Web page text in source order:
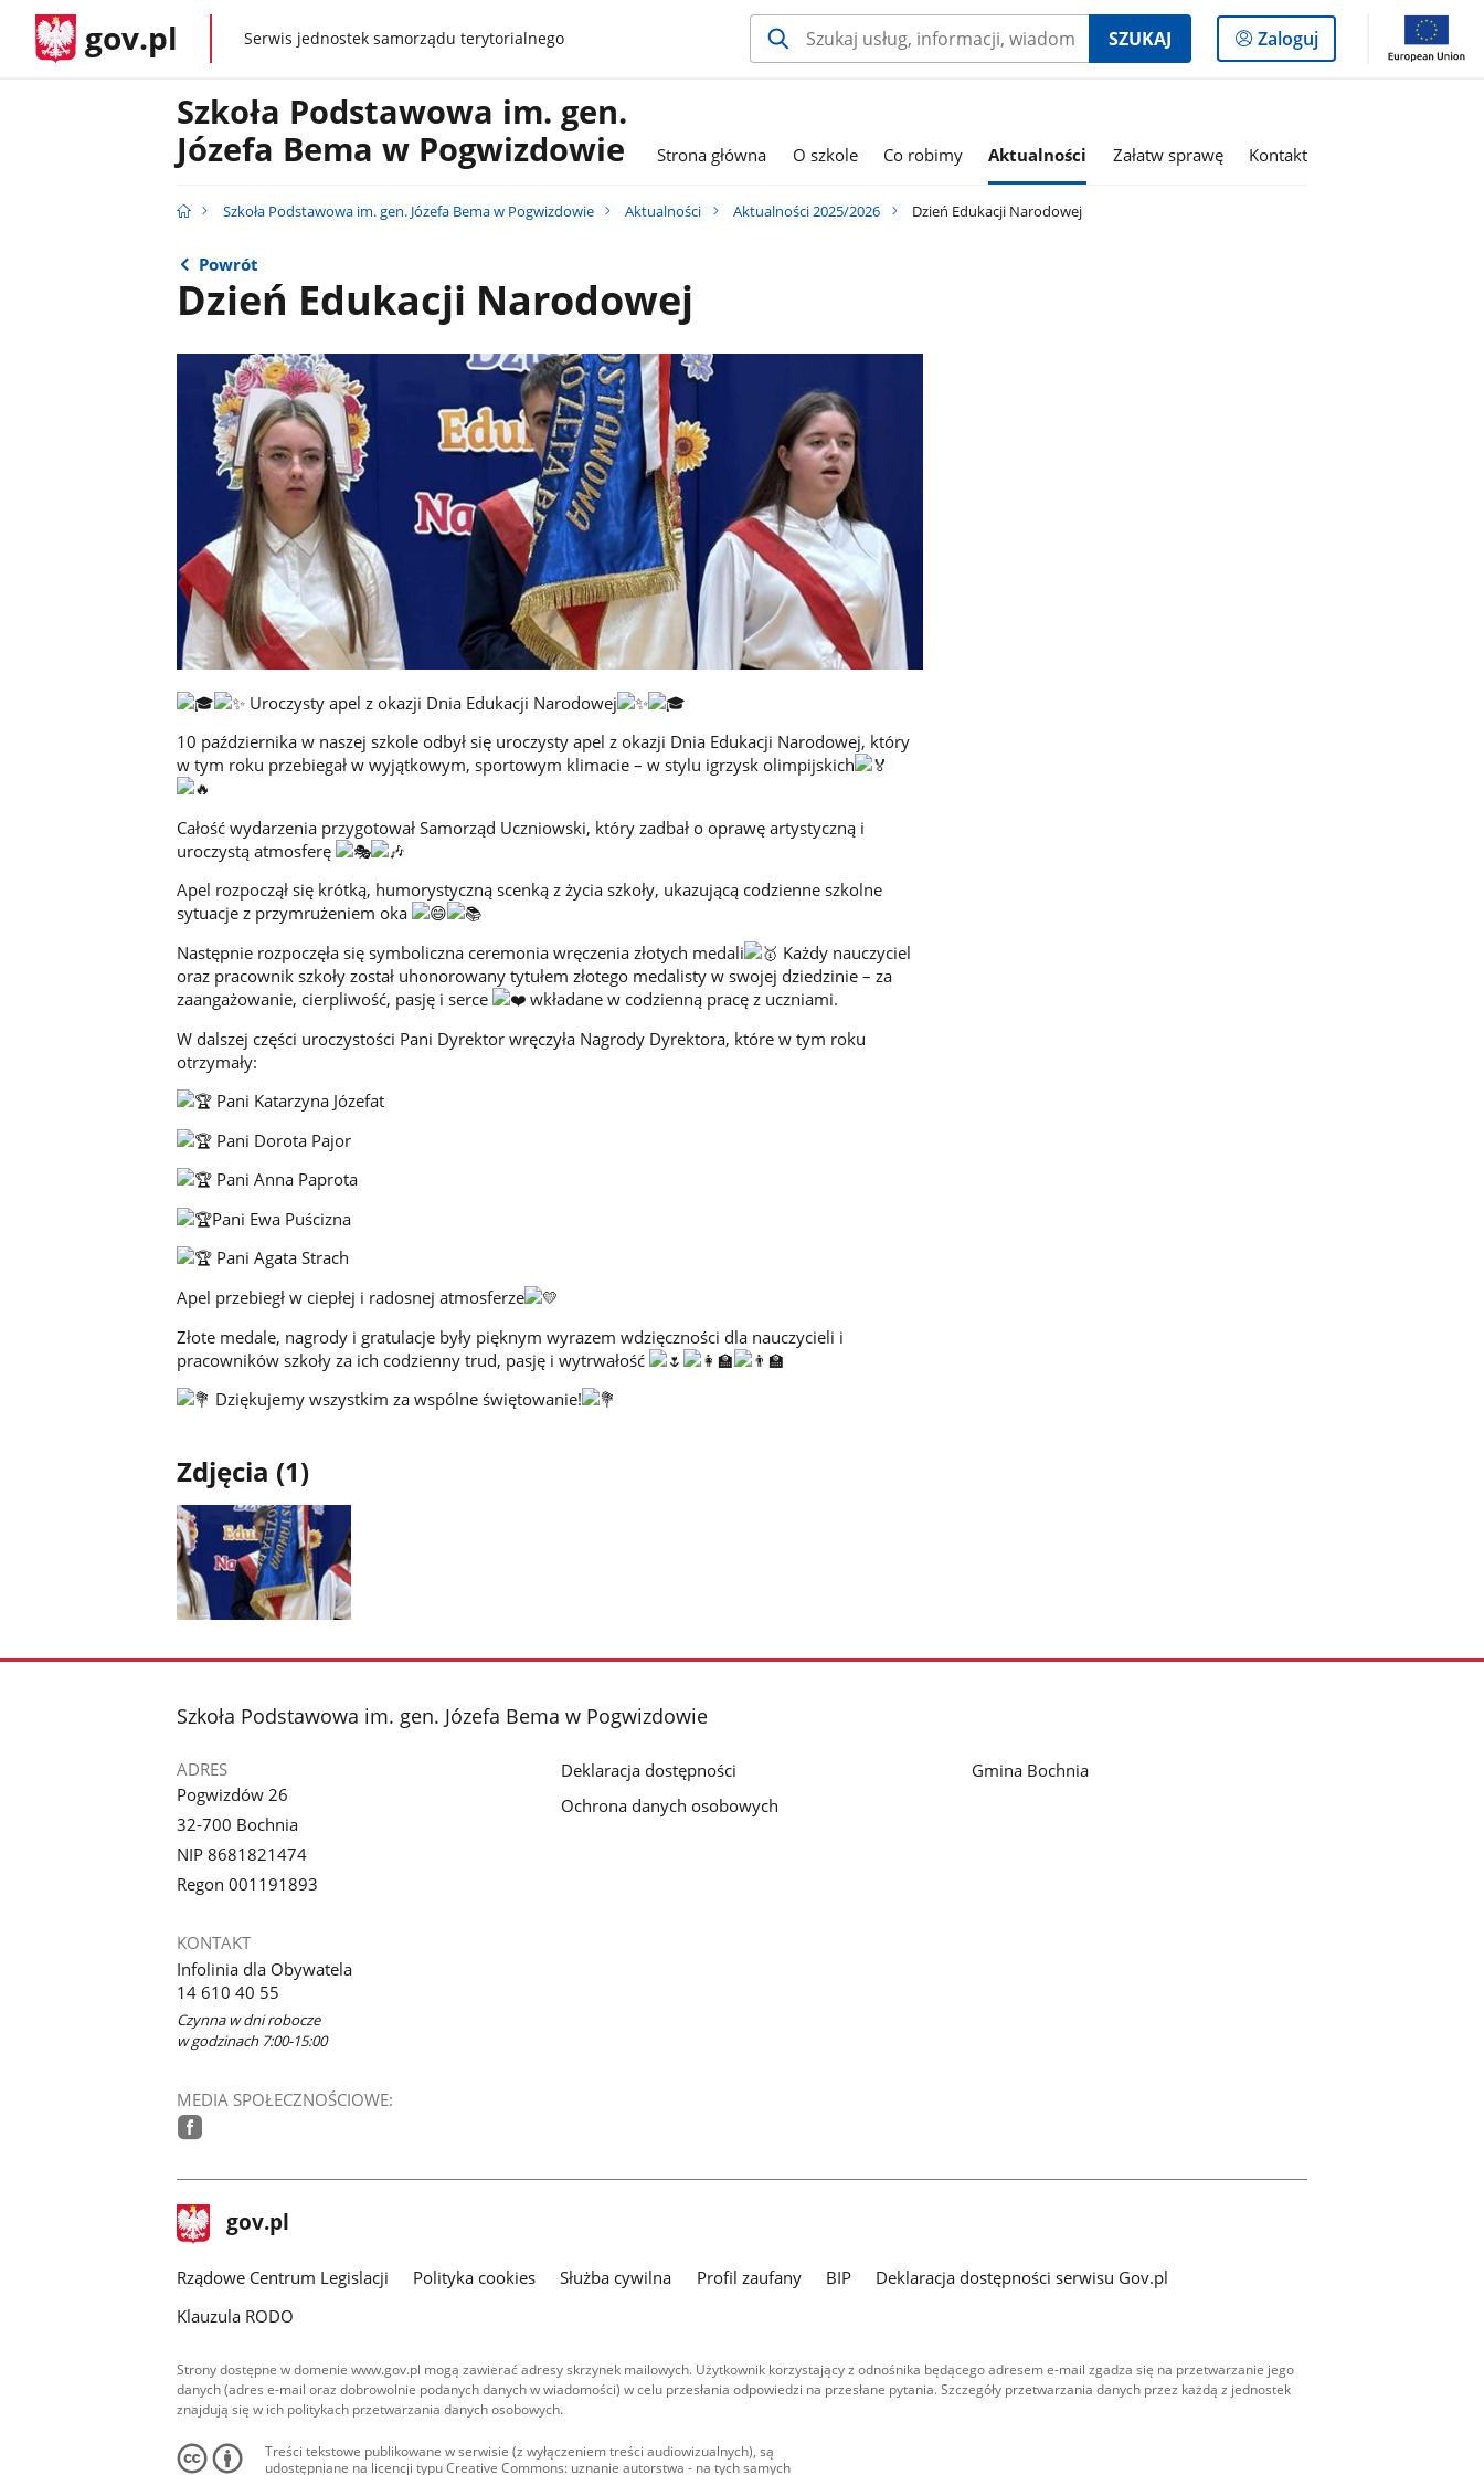
gov.pl gov.plSerwis jednostek samorządu terytorialnego SZUKAJ
Logowanie
do
Zaloguj
Szkoła Podstawowa im. gen.
Józefa Bema w Pogwizdowie
Strona główna O szkole Co robimy Aktualności Załatw sprawę Kontakt
Szkoła Podstawowa im. gen. Józefa Bema w Pogwizdowie Aktualności Aktualności 2025/2026 Dzień Edukacji Narodowej
Powrót
Dzień Edukacji Narodowej
Uroczysty apel z okazji Dnia Edukacji Narodowej
10 października w naszej szkole odbył się uroczysty apel z okazji Dnia Edukacji Narodowej, który
w tym roku przebiegał w wyjątkowym, sportowym klimacie – w stylu igrzysk olimpijskich
Całość wydarzenia przygotował Samorząd Uczniowski, który zadbał o oprawę artystyczną i
uroczystą atmosferę
Apel rozpoczął się krótką, humorystyczną scenką z życia szkoły, ukazującą codzienne szkolne
sytuacje z przymrużeniem oka
Następnie rozpoczęła się symboliczna ceremonia wręczenia złotych medali
Każdy nauczyciel
oraz pracownik szkoły został uhonorowany tytułem złotego medalisty w swojej dziedzinie – za
zaangażowanie, cierpliwość, pasję i serce
wkładane w codzienną pracę z uczniami.
W dalszej części uroczystości Pani Dyrektor wręczyła Nagrody Dyrektora, które w tym roku
otrzymały:
Pani Katarzyna Józefat
Pani Dorota Pajor
Pani Anna Paprota
Pani Ewa Puścizna
Pani Agata Strach
Apel przebiegł w ciepłej i radosnej atmosferze
Złote medale, nagrody i gratulacje były pięknym wyrazem wdzięczności dla nauczycieli i
pracowników szkoły za ich codzienny trud, pasję i wytrwałość
Dziękujemy wszystkim za wspólne świętowanie!
Zdjęcia (1)
galerii.
stopka
Szkoła Podstawowa im. gen. Józefa Bema w Pogwizdowie
ADRES
Pogwizdów 26
32-700 Bochnia
NIP 8681821474
Regon 001191893
KONTAKT
Infolinia dla Obywatela
14 610 40 55
Czynna w dni robocze
w godzinach 7:00-15:00
MEDIA SPOŁECZNOŚCIOWE:
Deklaracja dostępności
Ochrona danych osobowych
Gmina Bochnia
stopka
gov.pl Strona
gov.pl
Rządowe Centrum Legislacji Polityka cookies Służba cywilna Profil zaufany BIP
Deklaracja dostępności serwisu Gov.pl
Klauzula RODO
Strony dostępne w domenie www.gov.pl mogą zawierać adresy skrzynek mailowych. Użytkownik korzystający z odnośnika będącego adresem e-mail zgadza się na przetwarzanie jego
danych (adres e-mail oraz dobrowolnie podanych danych w wiadomości) w celu przesłania odpowiedzi na przesłane pytania. Szczegóły przetwarzania danych przez każdą z jednostek
znajdują się w ich politykach przetwarzania danych osobowych.
Treści tekstowe publikowane w serwisie (z wyłączeniem treści audiowizualnych), są
udostępniane na licencji typu Creative Commons: uznanie autorstwa - na tych samych